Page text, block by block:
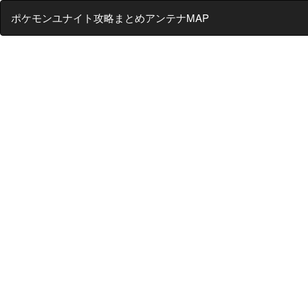
ポケモンユナイト攻略まとめアンテナMAP